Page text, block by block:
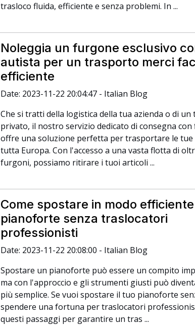
trasloco fluida, efficiente e senza problemi. In ...
Noleggia un furgone esclusivo
autista per un trasporto merci
efficiente
Date: 2023-11-22 20:04:47 - Italian Blog
Che si tratti della logistica della tua azienda o di un
privato, il nostro servizio dedicato di consegna
offre una soluzione perfetta per trasportare le tue
tutta Europa. Con l'accesso a una vasta flotta di
furgoni, possiamo ritirare i tuoi articoli ...
Come spostare in modo
pianoforte senza traslocatori
professionisti
Date: 2023-11-22 20:08:00 - Italian Blog
Spostare un pianoforte può essere un compito
ma con l'approccio e gli strumenti giusti può
più semplice. Se vuoi spostare il tuo pianoforte
spendere una fortuna per traslocatori
questi passaggi per garantire un tras ...